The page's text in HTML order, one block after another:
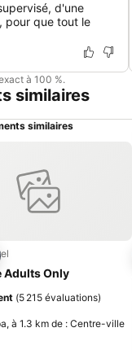
d'une
pour que tout le
à 100 %.
similaires
similaires
à mes favoris
Adults Only
(5 215 évaluations)
à 1.3 km de : Centre-ville